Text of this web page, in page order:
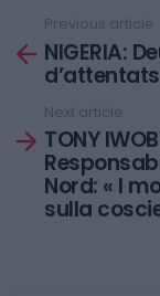
more
Previous article
NIGERIA:
Next article
TONY
Nord: « I
sulla